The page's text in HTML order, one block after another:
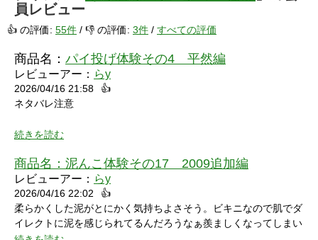
員レビュー
👍 の評価: 55件 / 👎 の評価: 3件 / すべての評価
商品名： パイ投げ体験その4 平然編
レビューアー： らy
2026/04/16 21:58
👍
ネタバレ注意
シャワーシーンで「お腹にぶつけられたら声出ちゃうだろうな」
と思っていたところにパイをちょうどぶつけられ「予想が当たっ
たw」と笑ってしまいました。リアクションもクールな見た目に
続きを読む
商品名： 泥んこ体験その17 2009追加編
レビューアー： らy
2026/04/16 22:02
👍
柔らかくした泥がとにかく気持ちよさそう。ビキニなので肌でダ
イレクトに泥を感じられてるんだろうなぁ羨ましくなってしまい